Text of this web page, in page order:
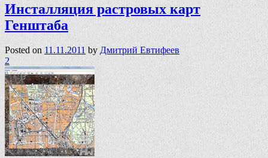
Инсталляция растровых карт
Генштаба
Posted on 11.11.2011 by Дмитрий Евтифеев
2